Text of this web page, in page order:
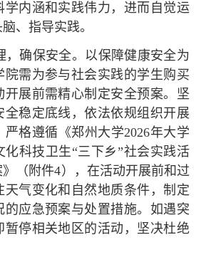
学内涵和实践伟力，进而自觉运
、指导实践。
，确保安全。 以保障健康安全为
院需为参与社会实践的学生购买
开展前需精心制定安全预案。坚
全稳定底线，依法依规组织开展
格遵循《郑州大学2026年大学
化科技卫生“三下乡”社会实践活
（附件4），在活动开展前和过
天气变化和自然地质条件，制定
的应急预案与处置措施。如遇突
暂停相关地区的活动，坚决杜绝